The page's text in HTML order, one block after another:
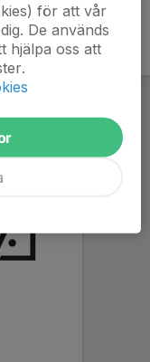
för att vår
De används
hjälpa oss att